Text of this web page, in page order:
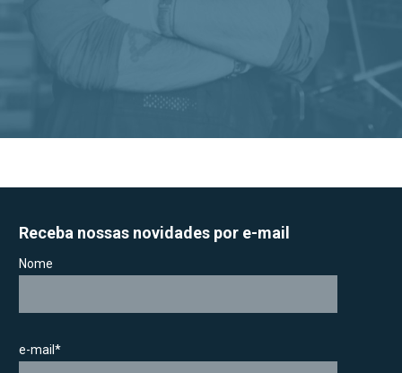
Receba nossas novidades por e-mail
Nome
e-mail*